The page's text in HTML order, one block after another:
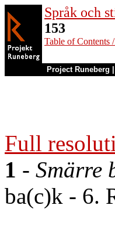
Språk och
153
Table of Contents
Project Runeberg
Full
1 - Smärre
ba(c)k - 6.